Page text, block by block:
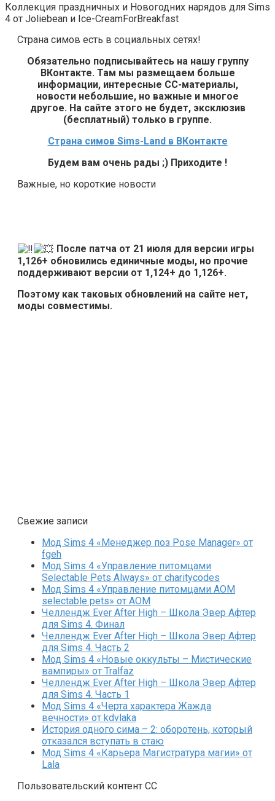
Коллекция праздничных и Новогодних нарядов для Sims
4 от Joliebean и Ice-CreamForBreakfast
Страна симов есть в социальных сетях!
Обязательно подписывайтесь на нашу группу
ВКонтакте. Там мы размещаем больше
информации, интересные СС-материалы,
новости небольшие, но важные и многое
другое. На сайте этого не будет, эксклюзив
(бесплатный) только в группе.
Страна симов Sims-Land в ВКонтакте
Будем вам очень рады ;) Приходите !
Важные, но короткие новости
После патча от 21 июля для версии игры
1,126+ обновились единичные моды, но прочие
поддерживают версии от 1,124+ до 1,126+.
Поэтому как таковых обновлений на сайте нет,
моды совместимы.
Свежие записи
Мод Sims 4 «Менеджер поз Pose Manager» от
fgeh
Мод Sims 4 «Управление питомцами
Selectable Pets Always» от charitycodes
Мод Sims 4 «Управление питомцами AOM
selectable pets» от AOM
Челлендж Ever After High – Школа Эвер Афтер
для Sims 4. Финал
Челлендж Ever After High – Школа Эвер Афтер
для Sims 4. Часть 2
Мод Sims 4 «Новые оккульты – Мистические
вампиры» от Tralfaz
Челлендж Ever After High – Школа Эвер Афтер
для Sims 4. Часть 1
Мод Sims 4 «Черта характера Жажда
вечности» от kdvlaka
История одного сима – 2: оборотень, который
отказался вступать в стаю
Мод Sims 4 «Карьера Магистратура магии» от
Lala
Пользовательский контент СС